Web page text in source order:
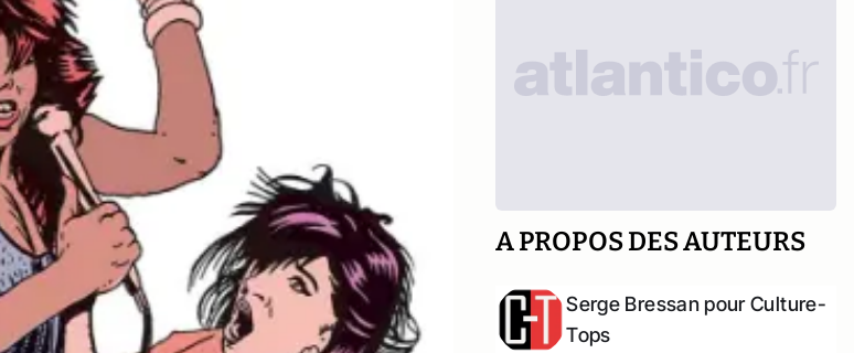
A PROPOS DES AUTEURS
Serge Bressan pour Culture-
Tops